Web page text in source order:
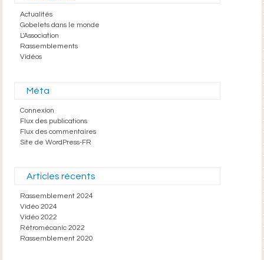
Actualités
Gobelets dans le monde
L'Association
Rassemblements
Vidéos
Méta
Connexion
Flux des publications
Flux des commentaires
Site de WordPress-FR
Articles récents
Rassemblement 2024
Vidéo 2024
Vidéo 2022
Rétromécanic 2022
Rassemblement 2020